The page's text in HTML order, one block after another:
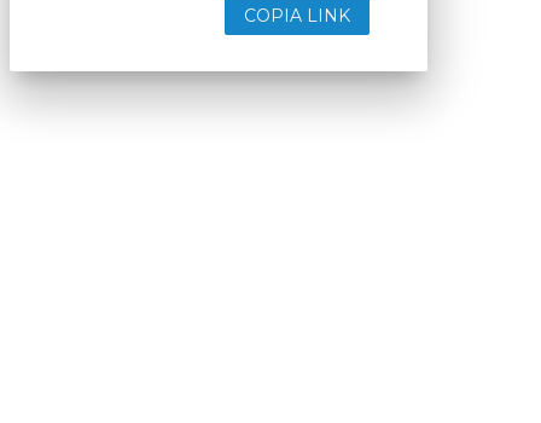
COPIA LINK